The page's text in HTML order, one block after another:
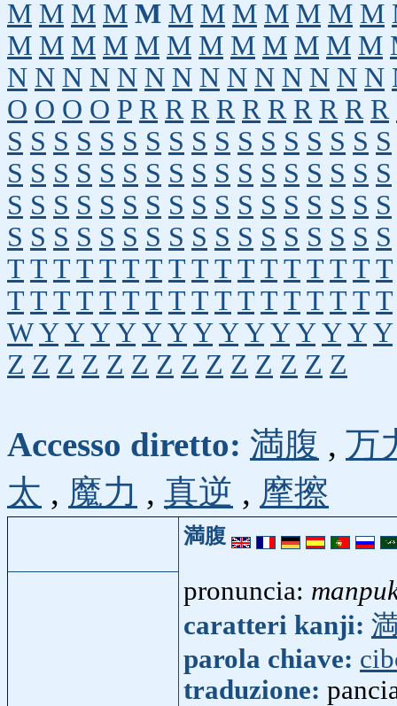
M M M M M M M M M M M M
M M M M M M M M M M M M
N N N N N N N N N N N N N N
O O O O P R R R R R R R R R R
S S S S S S S S S S S S S S S S S
S S S S S S S S S S S S S S S S S
S S S S S S S S S S S S S S S S S
S S S S S S S S S S S S S S S S S
T T T T T T T T T T T T T T T T T
T T T T T T T T T T T T T T T T T
W Y Y Y Y Y Y Y Y Y Y Y Y Y Y
Z Z Z Z Z Z Z Z Z Z Z Z Z Z
Accesso diretto: 満腹 , 万
太 , 魔力 , 真逆 , 摩擦
満腹
pronuncia:
caratteri kanji:
parola chiave:
traduzione: